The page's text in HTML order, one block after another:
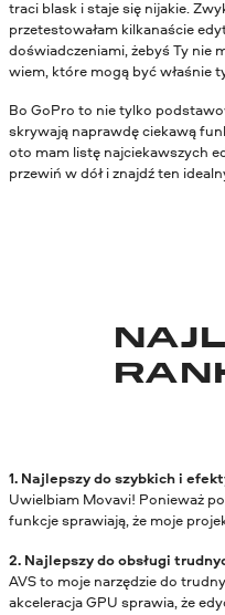
traci blask i staje się nijakie.
przetestowałam kilkanaście
doświadczeniami, żebyś Ty nie
wiem, które mogą być właśnie
Bo GoPro to nie tylko
skrywają naprawdę ciekawą
oto mam listę najciekawszych
przewiń w dół i znajdź ten
1. Najlepszy do szybkich i
Uwielbiam Movavi! Ponieważ
funkcje sprawiają, że moje
2. Najlepszy do obsługi
AVS to moje narzędzie do
akceleracja GPU sprawia, że